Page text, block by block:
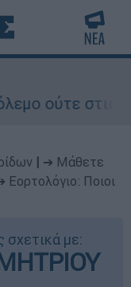
στις
➔ Μάθετε
Εορτολόγιο: Ποιοι
σχετικά με: